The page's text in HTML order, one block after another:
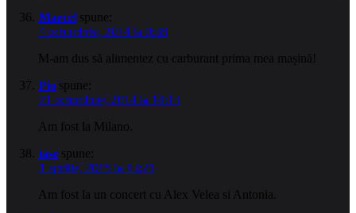
Marcel spune:
4 octombrie, 2014 la 0:38
M-am dus să alimentez cu carburant prima mea mașină!
Pio spune:
21 octombrie, 2014 la 14:13
Am fost la Milano.
iase spune:
1 aprilie, 2015 la 13:21
Am fost la un concert cu Alex Velea si Antonia.